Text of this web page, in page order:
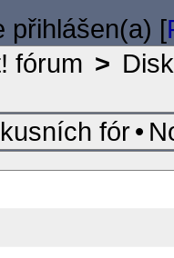
přihlášen(a) [
fórum >
fór•